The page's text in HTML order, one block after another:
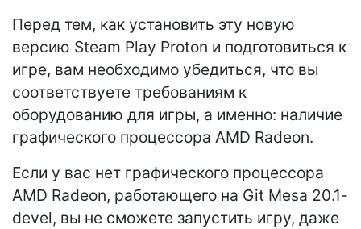
Перед тем, как установить эту новую
версию Steam Play Proton и подготовиться к
игре, вам необходимо убедиться, что вы
соответствуете требованиям к
оборудованию для игры, а именно: наличие
графического процессора AMD Radeon.
Если у вас нет графического процессора
AMD Radeon, работающего на Git Mesa 20.1-
devel, вы не сможете запустить игру, даже